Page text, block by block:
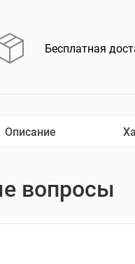
Бесплатная
Описание
вопросы